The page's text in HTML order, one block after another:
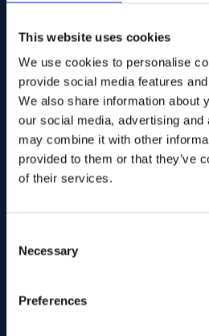
This website uses cookies
We use cookies to personalise
provide social media features
We also share information about
our social media, advertising
may combine it with other
provided to them or that they’ve
of their services.
Selection
Necessary
Preferences
Saisissez la quantité
Votre message